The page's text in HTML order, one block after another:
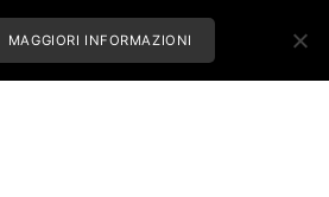
MAGGIORI INFORMAZIONI